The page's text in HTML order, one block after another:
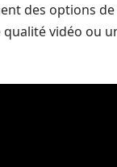
des options
vidéo ou